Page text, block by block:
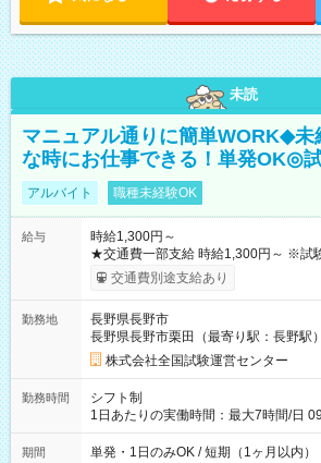
未読
マニュアル通りに簡単WORK◆未
な時にお仕事できる！単発OK◎
アルバイト 職種未経験OK
給与
時給1,300円～
★交通費一部支給 時給1,300円～ ※試験・役割により手当あり
※勤務回数により昇給あり 【即給（前
り！】 希望される場合、勤務から1週
例】 ・河合塾模擬試験 8:30～17:30（
×8時間＝日収10,400円＋交通費 ※当日
円の場合あり ・国家試験 7:00～13:30
円（役割手当＋100円）×6時間＝日収8,400
間】試用期間なし
交通費別途支給あり
勤務地
長野県長野市
長野県長野市栗田（最寄り駅：長野駅）
株式会社全国試験運営センター
勤務時間
シフト制
1日あたりの実働時間：最大7時間/日
間は 試験により異なります。
期間 単発・1日のみOK / 短期（1ヶ月以内）